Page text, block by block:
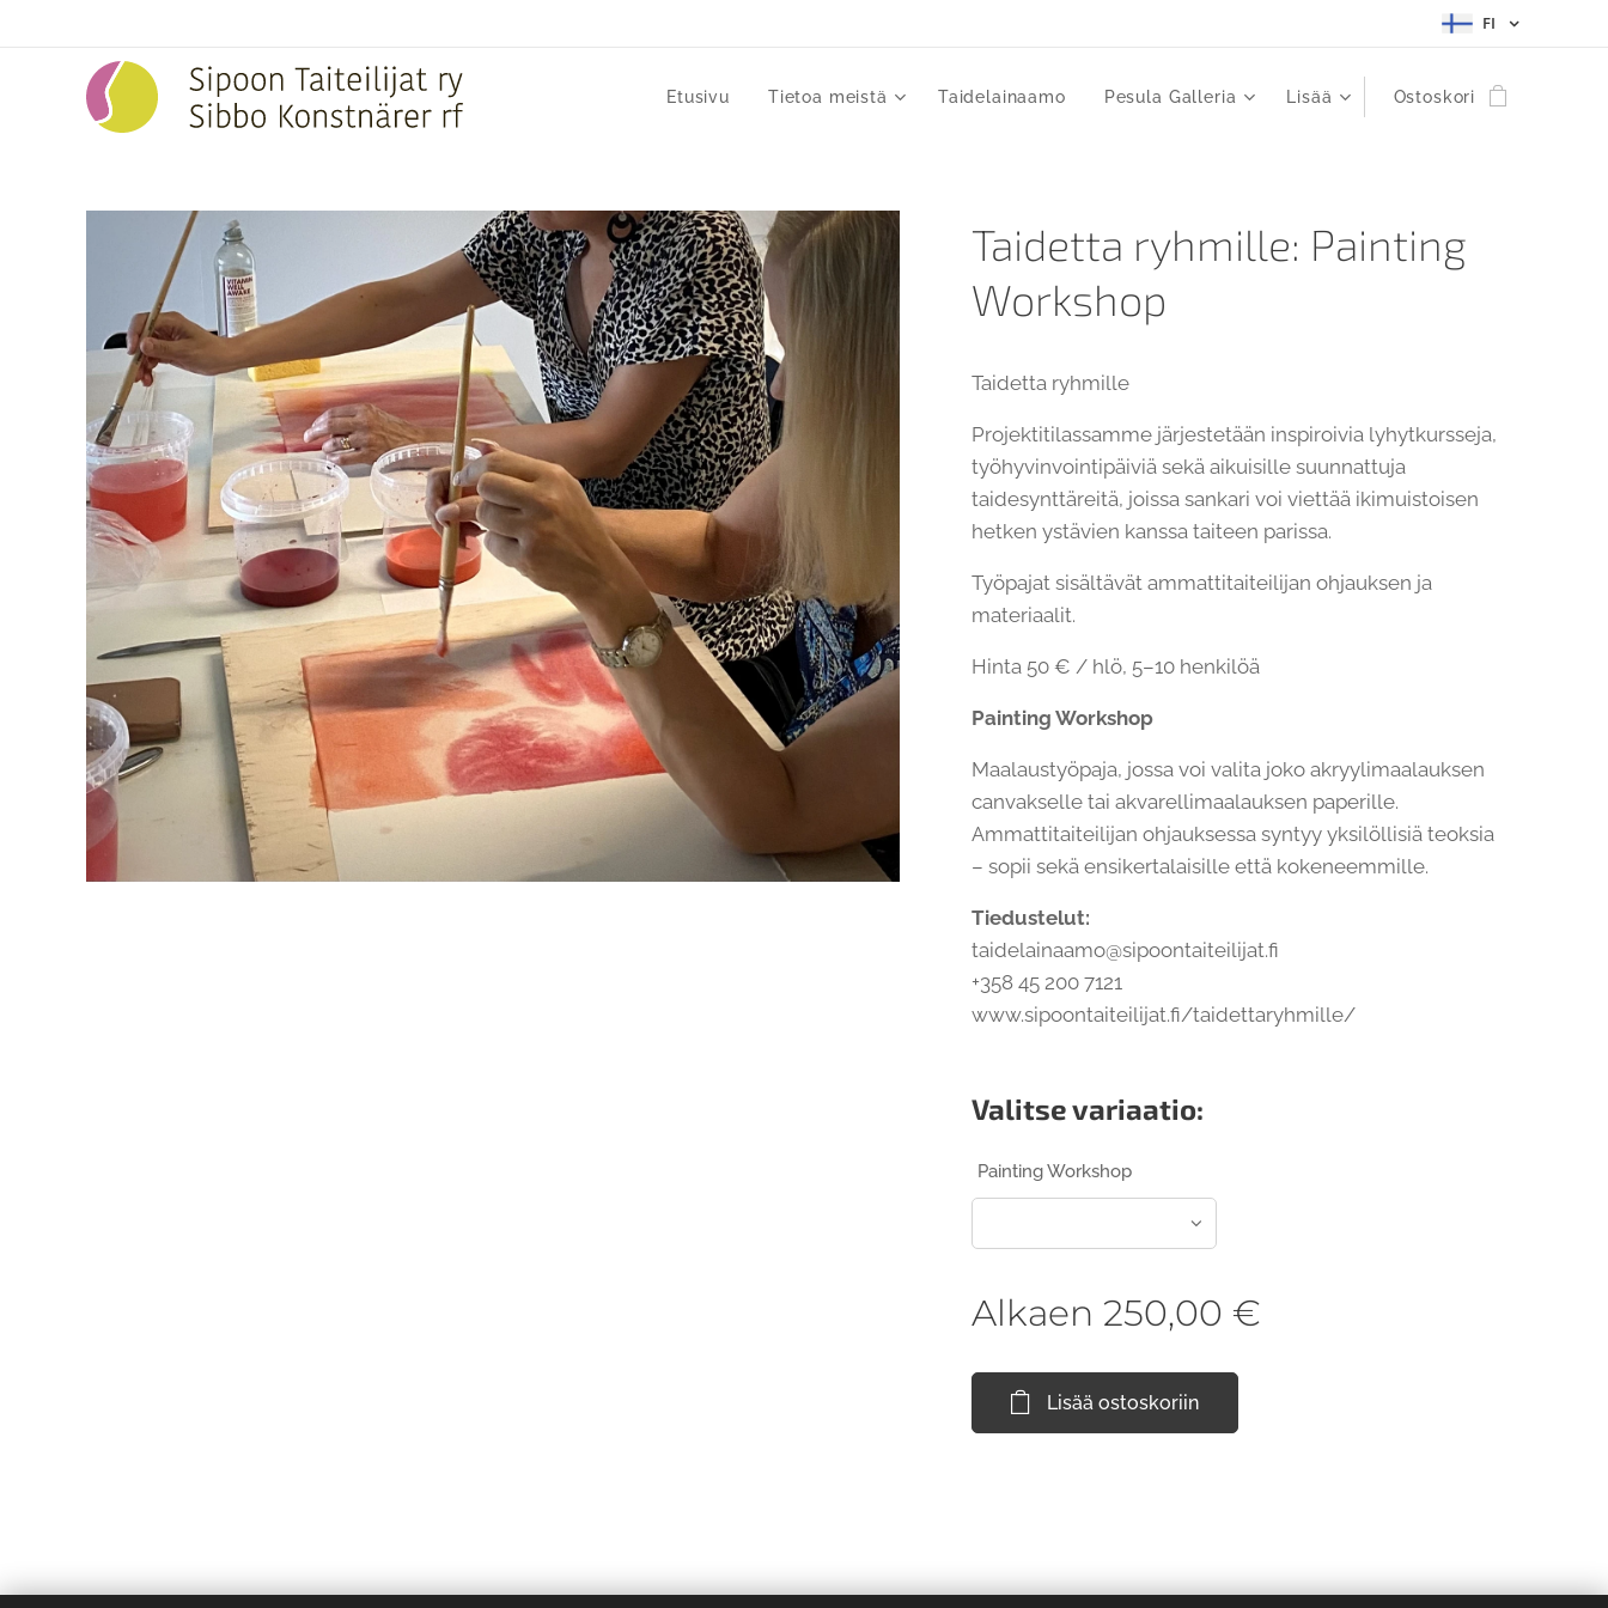
FI
Etusivu Tietoa meistä Taidelainaamo Pesula Galleria Lisää Ostoskori
Taidetta ryhmille: Painting
Workshop
Taidetta ryhmille
Projektitilassamme järjestetään inspiroivia lyhytkursseja,
työhyvinvointipäiviä sekä aikuisille suunnattuja
taidesynttäreitä, joissa sankari voi viettää ikimuistoisen
hetken ystävien kanssa taiteen parissa.
Työpajat sisältävät ammattitaiteilijan ohjauksen ja
materiaalit.
Hinta 50 € / hlö, 5–10 henkilöä
Painting Workshop
Maalaustyöpaja, jossa voi valita joko akryylimaalauksen
canvakselle tai akvarellimaalauksen paperille.
Ammattitaiteilijan ohjauksessa syntyy yksilöllisiä teoksia
– sopii sekä ensikertalaisille että kokeneemmille.
Tiedustelut:
taidelainaamo@sipoontaiteilijat.fi
+358 45 200 7121
www.sipoontaiteilijat.fi/taidettaryhmille/
Valitse variaatio:
Painting Workshop
Alkaen 250,00 €
Lisää ostoskoriin